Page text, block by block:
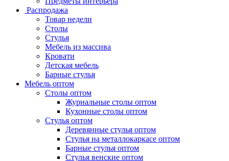
Распродажа
Товар недели
Столы
Стулья
Мебель из массива
Кровати
Детская мебель
Барные стулья
Мебель оптом
Столы оптом
Журнальные столы оптом
Кухонные столы оптом
Стулья оптом
Деревянные стулья оптом
Стулья на металлокаркасе оптом
Барные стулья оптом
Стулья венские оптом